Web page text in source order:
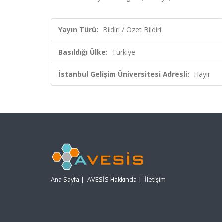
Yayın Türü: Bildiri / Özet Bildiri
Basıldığı Ülke: Türkiye
İstanbul Gelişim Üniversitesi Adresli: Hayır
Ana Sayfa | AVESİS Hakkında | İletişim